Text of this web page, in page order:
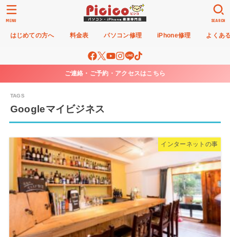
はじめての方へ 料金表 パソコン修理 iPhone修理 よくあ
SEARCH
MENU
ご連絡・ご予約・アクセスはこちら
Googleマイビジネス
インターネットの事